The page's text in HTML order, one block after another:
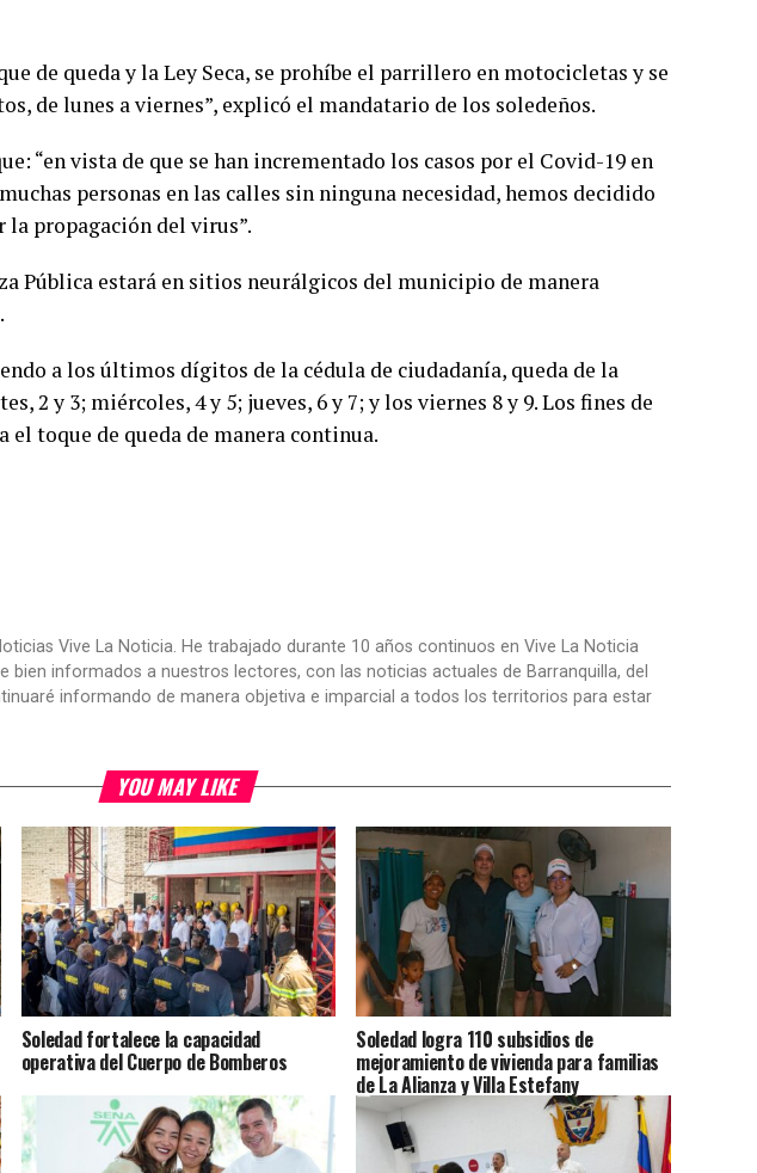
de queda y la Ley Seca, se prohíbe el parrillero en motocicletas y se
de lunes a viernes”, explicó el mandatario de los soledeños.
“en vista de que se han incrementado los casos por el Covid-19 en
personas en las calles sin ninguna necesidad, hemos decidido
propagación del virus”.
Pública estará en sitios neurálgicos del municipio de manera
a los últimos dígitos de la cédula de ciudadanía, queda de la
2 y 3; miércoles, 4 y 5; jueves, 6 y 7; y los viernes 8 y 9. Los fines de
el toque de queda de manera continua.
Vive La Noticia. He trabajado durante 10 años continuos en Vive La Noticia
informados a nuestros lectores, con las noticias actuales de Barranquilla, del
informando de manera objetiva e imparcial a todos los territorios para estar
YOU MAY LIKE
Soledad fortalece la capacidad
operativa del Cuerpo de Bomberos
Soledad logra 110 subsidios de
mejoramiento de vivienda para familias
de La Alianza y Villa Estefany